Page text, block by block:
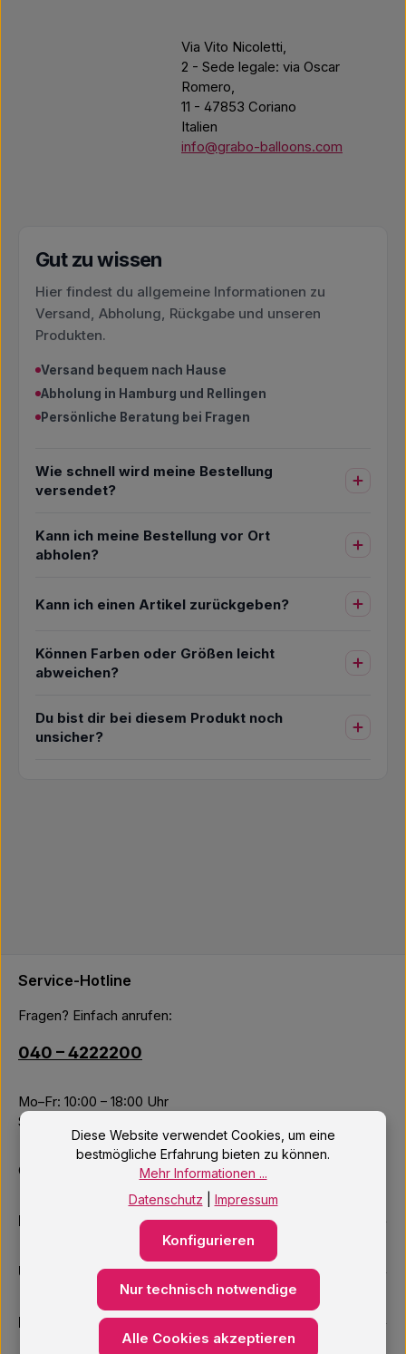
Via Vito Nicoletti,
2 - Sede legale: via Oscar
Romero,
11 - 47853 Coriano
Italien
info@grabo-balloons.com
Gut zu wissen
Hier findest du allgemeine Informationen zu
Versand, Abholung, Rückgabe und unseren
Produkten.
Versand bequem nach Hause
Abholung in Hamburg und Rellingen
Persönliche Beratung bei Fragen
Wie schnell wird meine Bestellung
versendet?
Kann ich meine Bestellung vor Ort
abholen?
Kann ich einen Artikel zurückgeben?
Können Farben oder Größen leicht
abweichen?
Du bist dir bei diesem Produkt noch
unsicher?
Service-Hotline
Fragen? Einfach anrufen:
040 – 4222200
Mo–Fr: 10:00 – 18:00 Uhr
Sa: 09:00 – 14:00 Uhr
Oder über unser Kontaktformular.
Informationen
Unsere Services
Newsletter
Diese Website verwendet Cookies, um eine
bestmögliche Erfahrung bieten zu können.
Mehr Informationen ...
Datenschutz
Impressum
Nur technisch notwendige
Konfigurieren
Alle Cookies akzeptieren